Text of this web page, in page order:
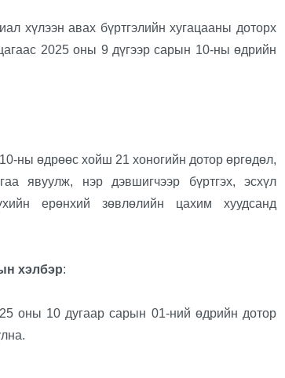
хүлээн авах бүртгэлийн хугацааны доторх
2025 оны 9 дүгээр сарын 10-ны өдрийн
ны өдрөөс хойш 21 хоногийн дотор өргөдөл,
явуулж, нэр дэвшигчээр бүртгэх, эсхүл
ерөнхий зөвлөлийн цахим хуудсанд
хэлбэр:
оны 10 дугаар сарын 01-ний өдрийн дотор